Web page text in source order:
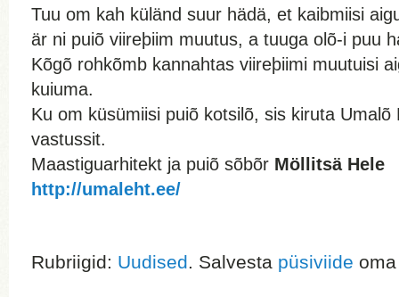
Tuu om kah küländ suur hädä, et kaibmiisi
är ni puiõ viireþiim muutus, a tuuga olõ-i puu
Kõgõ rohkõmb kannahtas viireþiimi muutuisi
kuiuma.
Ku om küsümiisi puiõ kotsilõ, sis kiruta Umalõ
vastussit.
Maastiguarhitekt ja puiõ sõbõr Möllitsä Hele
http://umaleht.ee/
Rubriigid: Uudised. Salvesta püsiviide